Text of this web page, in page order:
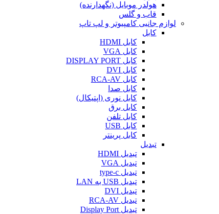
هولدر موبایل (نگهدارنده)
قاب و گلس
لوازم جانبی کامپیوتر و لپ تاپ
کابل
کابل HDMI
کابل VGA
کابل DISPLAY PORT
کابل DVI
کابل RCA-AV
کابل صدا
کابل نوری (اپتیکال)
کابل برق
کابل تلفن
کابل USB
کابل پرینتر
تبدیل
تبدیل HDMI
تبدیل VGA
تبدیل type-c
تبدیل USB به LAN
تبدیل DVI
تبدیل RCA-AV
تبدیل Display Port